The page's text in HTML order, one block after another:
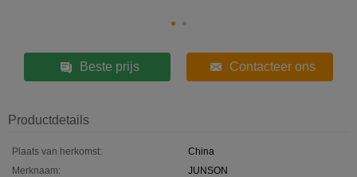
Beste prijs Contacteer ons
Productdetails
Plaats van herkomst:
China
Merknaam:
JUNSON